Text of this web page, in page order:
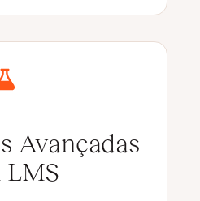
Avançadas
LMS